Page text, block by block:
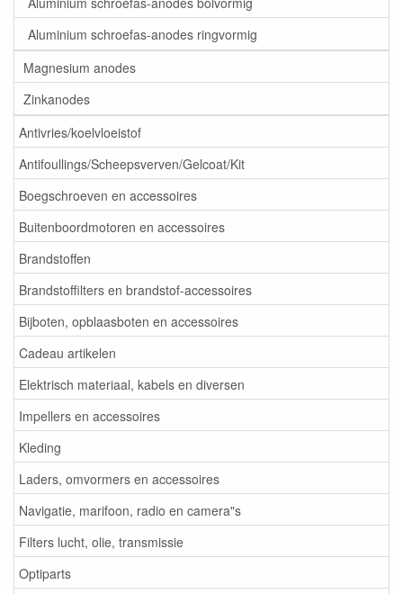
Aluminium schroefas-anodes ringvormig
Magnesium anodes
Zinkanodes
Antivries/koelvloeistof
Antifoullings/Scheepsverven/Gelcoat/Kit
Boegschroeven en accessoires
Buitenboordmotoren en accessoires
Brandstoffen
Brandstoffilters en brandstof-accessoires
Bijboten, opblaasboten en accessoires
Cadeau artikelen
Elektrisch materiaal, kabels en diversen
Impellers en accessoires
Kleding
Laders, omvormers en accessoires
Navigatie, marifoon, radio en camera"s
Filters lucht, olie, transmissie
Optiparts